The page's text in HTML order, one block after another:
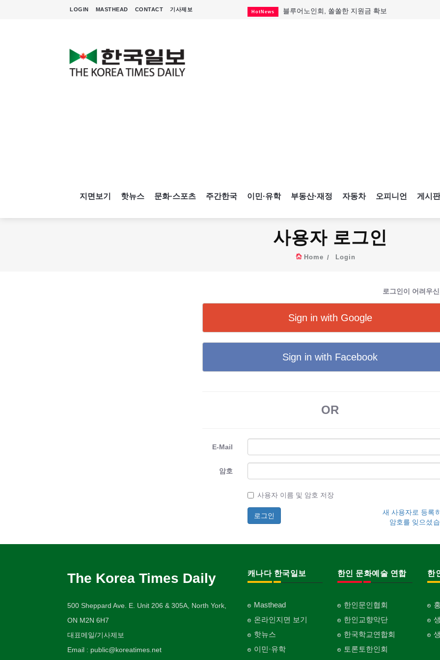
LOGIN MASTHEAD CONTACT 기사제보 HotNews 블루어노인회, 쏠쏠한 지원금 확보
지면보기 핫뉴스 문화·스포츠 주간한국 이민·유학 부동산·재정 자동차 오피니언 게시판
사용자 로그인
Home Login
로그인이 어려우
Sign in with Google
Sign in with Facebook
OR
E-Mail
암호
사용자 이름 및 암호 저장
새 사용자로 등록
암호를 잊으셨
The Korea Times Daily
500 Sheppard Ave. E. Unit 206 & 305A, North York,
ON M2N 6H7
대표메일/기사제보
Email : public@koreatimes.net
캐나다 한국일보
Masthead
온라인지면 보기
핫뉴스
이민·유학
한인 문화예술 연합
한인문인협회
한인교향악단
한국학교연합회
토론토한인회
한